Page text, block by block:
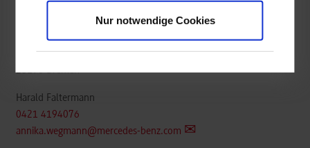
Nur notwendige Cookies
Mercedes-Benz AG Werk Bremen
PT/xDV Ausbildung & Training| 067
28190 Bremen
Harald Faltermann
0421 4194076
annika.wegmann@mercedes-benz.com